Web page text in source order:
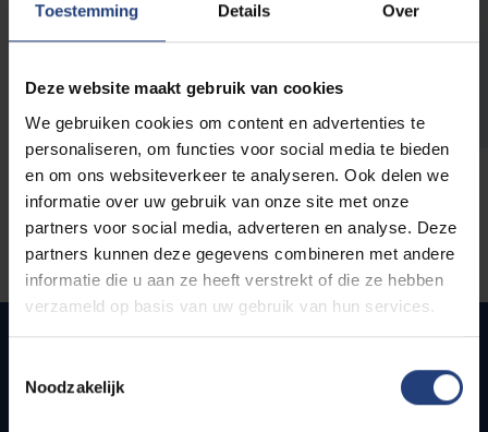
Toestemming Details Over
Deze website maakt gebruik van cookies
We gebruiken cookies om content en advertenties te
personaliseren, om functies voor social media te bieden
en om ons websiteverkeer te analyseren. Ook delen we
informatie over uw gebruik van onze site met onze
partners voor social media, adverteren en analyse. Deze
partners kunnen deze gegevens combineren met andere
informatie die u aan ze heeft verstrekt of die ze hebben
verzameld op basis van uw gebruik van hun services.
Noodzakelijk
Snel naar